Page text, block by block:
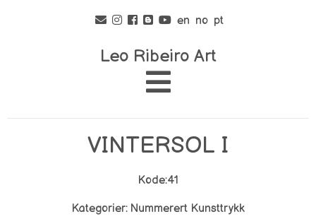
en no pt
Leo Ribeiro Art
VINTERSOL I
Kode:41
Kategorier: Nummerert Kunsttrykk